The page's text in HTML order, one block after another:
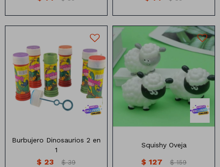
Burbujero Dinosaurios 2 en
1
$ 23 $ 39
Tamaño:8cm
Squishy Oveja
$ 127 $ 159